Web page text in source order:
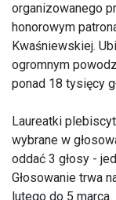
organizowanego
honorowym
Kwaśniewskiej.
ogromnym
ponad 18 tysięcy
Laureatki
wybrane w
oddać 3 głosy -
Głosowanie trwa
lutego do 5 marca.